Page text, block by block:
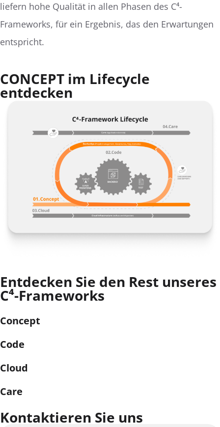
liefern hohe Qualität in allen Phasen des C⁴-
Frameworks, für ein Ergebnis, das den Erwartungen
entspricht.
CONCEPT im Lifecycle
entdecken
Entdecken Sie den Rest unseres
C⁴-Frameworks
Concept
Code
Cloud
Care
Kontaktieren Sie uns